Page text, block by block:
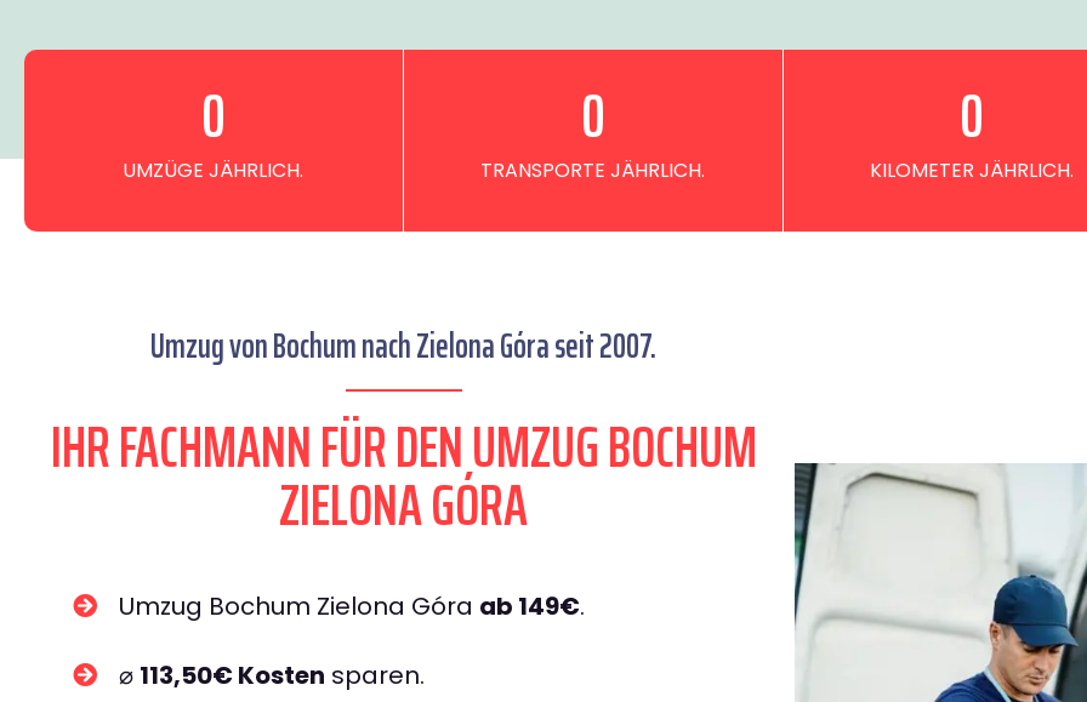
UMZÜGE JÄHRLICH.
0
TRANSPORTE JÄHRLICH.
0
KILOMETER JÄHRLICH.
0
Umzug von Bochum nach Zielona Góra seit 2007.
IHR FACHMANN FÜR DEN UMZUG BOCHUM
ZIELONA GÓRA
Umzug Bochum Zielona Góra ab 149€.
⌀ 113,50€ Kosten sparen.